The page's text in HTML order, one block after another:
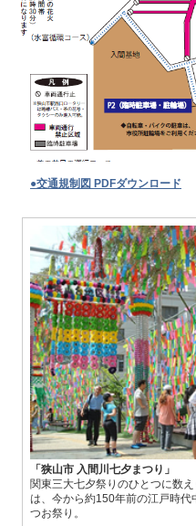
●交通規制図 PDFダウンロード
「狭山市 入間川七夕まつり」
関東三大七夕祭りのひとつに数
は、今から約150年前の江戸時
つお祭り。